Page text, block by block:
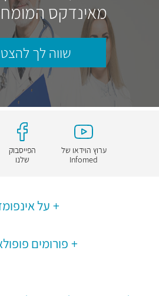
מאינדקס
שווה לך
ערוץ הוידאו של
Infomed
הפייסבוק
שלנו
על
פורומים